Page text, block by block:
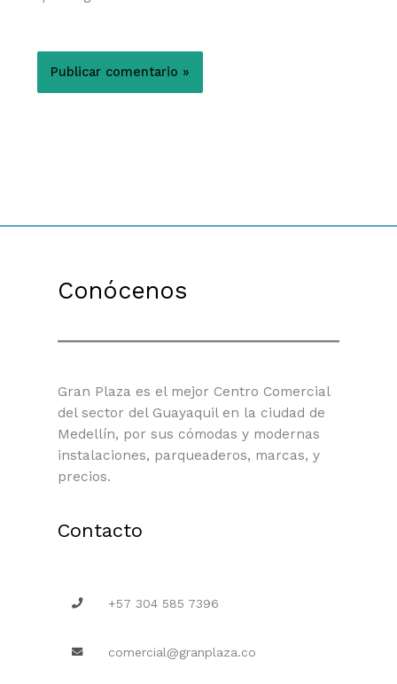
Conócenos
Gran Plaza es el mejor Centro Comercial
del sector del Guayaquil en la ciudad de
Medellín, por sus cómodas y modernas
instalaciones, parqueaderos, marcas, y
precios.
Contacto
+57 304 585 7396
comercial@granplaza.co